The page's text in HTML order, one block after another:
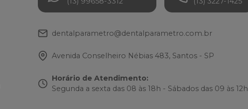
dentalparametro@dentalparametro.com.br
Avenida Conselheiro Nébias 483, Santos - SP
Horário de Atendimento:
Segunda a sexta das 08 às 18h - Sábados das 09 às 12h